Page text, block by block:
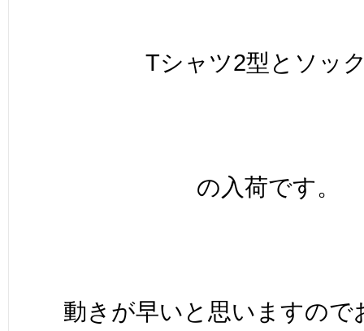
Tシャツ2型とソッ
の入荷です。
動きが早いと思いますので